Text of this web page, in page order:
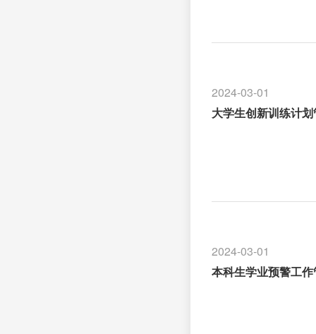
2024-03-01
大学生创新训练计
2024-03-01
本科生学业预警工